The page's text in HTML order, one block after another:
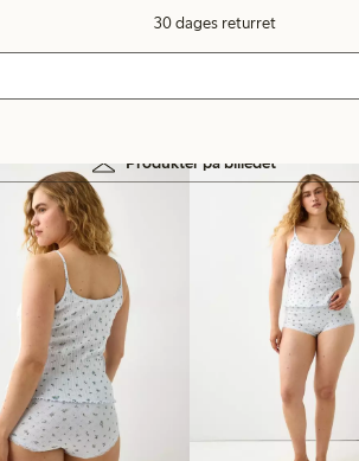
30 dages returret
Produkter på billedet